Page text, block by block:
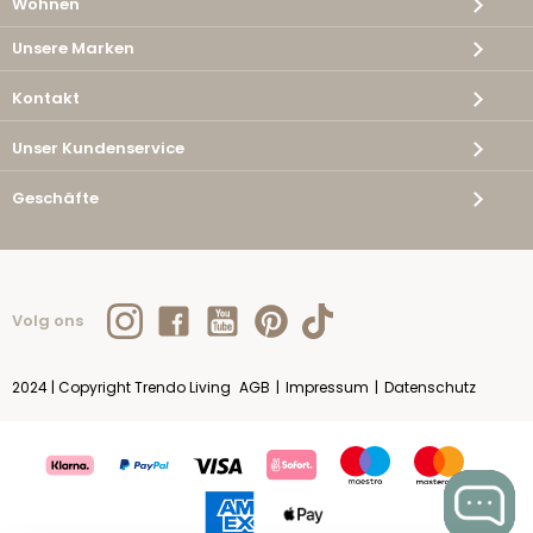
Unsere Marken
Kontakt
Unser Kundenservice
Geschäfte
Volg ons
2024 | Copyright Trendo Living AGB | Impressum | Datenschutz